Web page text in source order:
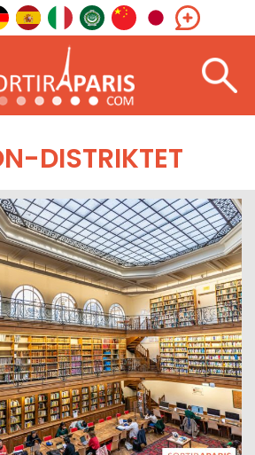
DISTRIKTET